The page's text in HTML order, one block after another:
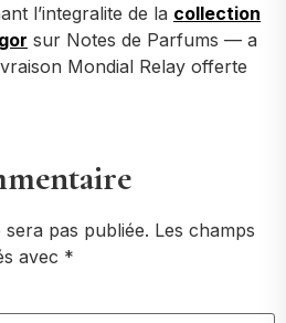
l’integralite de la collection
sur Notes de Parfums — a
Mondial Relay offerte
pas publiée. Les champs
avec *